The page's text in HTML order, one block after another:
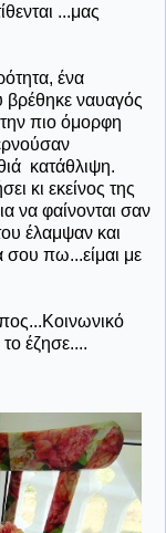
...μας
ένα
βρέθηκε ναυαγός
πιο όμορφη
κατάθλιψη.
κι εκείνος της
να φαίνονται σαν
έλαμψαν και
σου πω...είμαι με
έζησε....